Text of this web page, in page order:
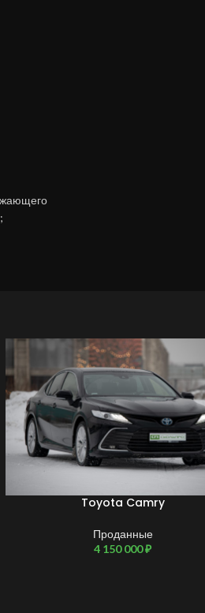
Toyota Camry
Проданные
4 150 000₽